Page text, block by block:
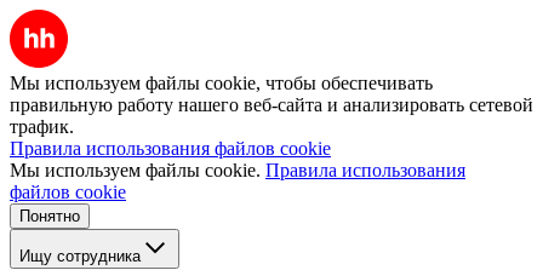
Мы используем файлы cookie, чтобы обеспечивать
правильную работу нашего веб-сайта и анализировать сетевой
трафик.
Правила использования файлов cookie
Мы используем файлы cookie. Правила использования
файлов cookie
Понятно
Ищу сотрудника